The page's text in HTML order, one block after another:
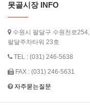
못골시장 INFO
수원시 팔달구 수원천로254,
팔달주차타워 23호
TEL : (031) 246-5638
FAX : (031) 246-5631
자주묻는질문